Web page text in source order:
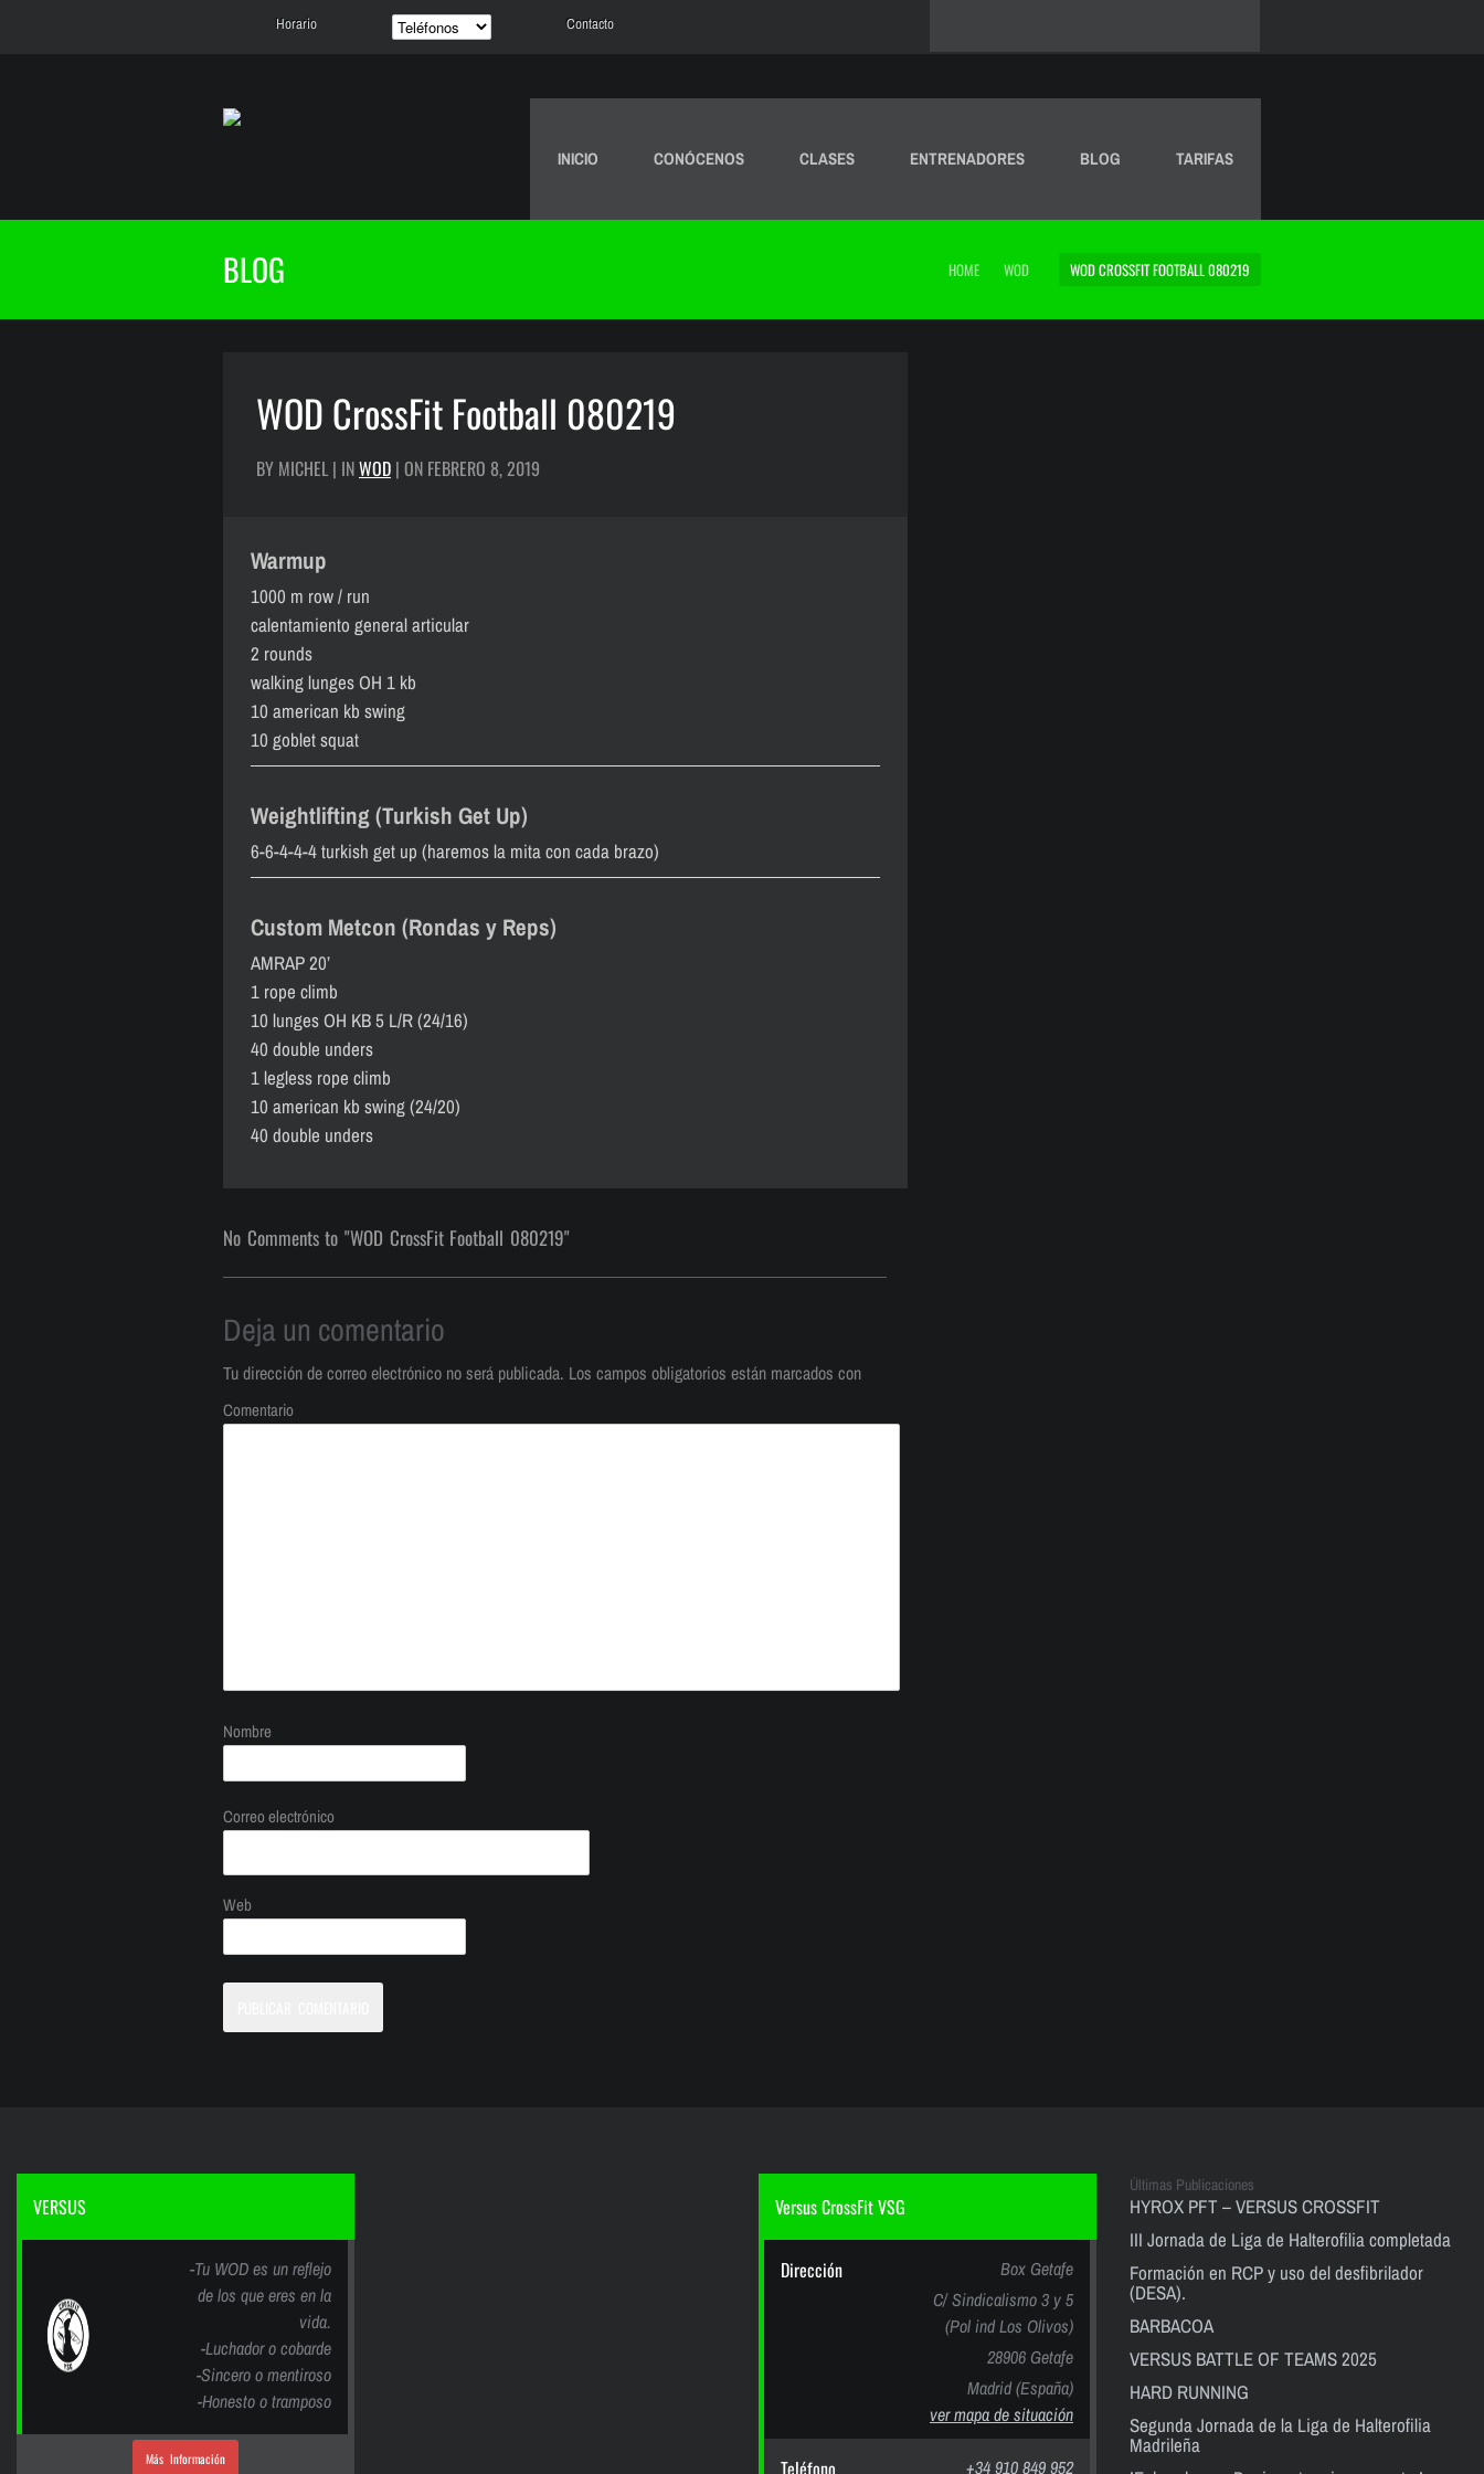
Horario Contacto
INICIO CONÓCENOS CLASES ENTRENADORES BLOG TARIFAS
BLOG HOME WOD WOD CROSSFIT FOOTBALL 080219
WOD CrossFit Football 080219
BY MICHEL | INWOD | ON FEBRERO 8, 2019
Warmup
1000 m row / run
calentamiento general articular
2 rounds
walking lunges OH 1 kb
10 american kb swing
10 goblet squat
Weightlifting (Turkish Get Up)
6-6-4-4-4 turkish get up (haremos la mita con cada brazo)
Custom Metcon (Rondas y Reps)
AMRAP 20’
1 rope climb
10 lunges OH KB 5 L/R (24/16)
40 double unders
1 legless rope climb
10 american kb swing (24/20)
40 double unders
No Comments to "WOD CrossFit Football 080219"
Deja un comentario
Tu dirección de correo electrónico no será publicada. Los campos obligatorios están marcados con
Comentario
Nombre
Correo electrónico
Web
VERSUS
-Tu WOD es un reflejo
de los que eres en la
vida.
-Luchador o cobarde
-Sincero o mentiroso
-Honesto o tramposo
Más Información
Versus CrossFit VSG
Dirección
Box Getafe
C/ Sindicalismo 3 y 5
(Pol ind Los Olivos)
28906 Getafe
Madrid (España)
ver mapa de situación
Teléfono +34 910 849 952
Últimas Publicaciones
HYROX PFT – VERSUS CROSSFIT
III Jornada de Liga de Halterofilia completada
Formación en RCP y uso del desfibrilador
(DESA).
BARBACOA
VERSUS BATTLE OF TEAMS 2025
HARD RUNNING
Segunda Jornada de la Liga de Halterofilia
Madrileña